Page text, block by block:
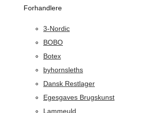
Forhandlere
3-Nordic
BOBO
Botex
byhornsleths
Dansk Restlager
Egesgaves Brugskunst
Lammeuld